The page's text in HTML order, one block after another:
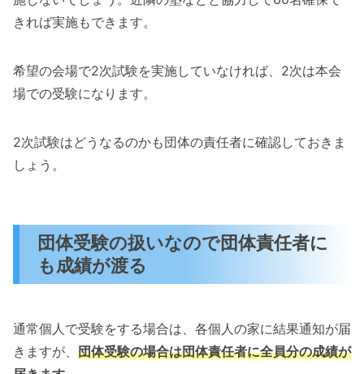
きれば実施もできます。
希望の会場で2次試験を実施していなければ、2次は本会
場での受験になります。
2次試験はどうなるのかも団体の責任者に確認しておきま
しょう。
団体受験の扱いなので団体責任者に
も成績が渡る
通常個人で受験をする場合は、各個人の家に結果通知が届
きますが、 団体受験の場合は団体責任者に全員分の成績が